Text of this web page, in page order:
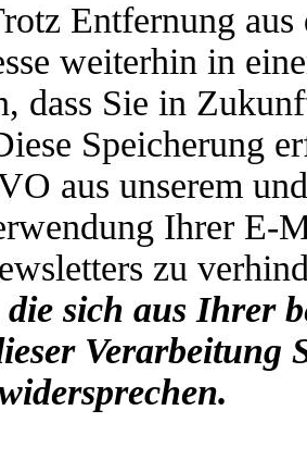
Entfernung
weiterhin in
dass Sie in
Speicherung
aus unserem
Ihrer E-
zu
sich aus Ihrer
Verarbeitung